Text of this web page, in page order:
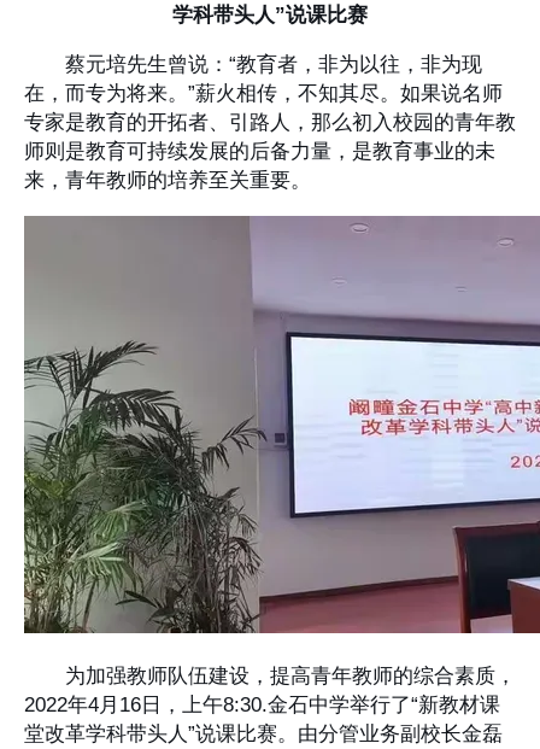
学科带头人”说课比赛
蔡元培先生曾说：“教育者，非为以往，非为现
在，而专为将来。”薪火相传，不知其尽。如果说名师
专家是教育的开拓者、引路人，那么初入校园的青年教
师则是教育可持续发展的后备力量，是教育事业的未
来，青年教师的培养至关重要。
为加强教师队伍建设，提高青年教师的综合素质，
2022年4月16日，上午8:30.金石中学举行了“新教材课
堂改革学科带头人”说课比赛。由分管业务副校长金磊